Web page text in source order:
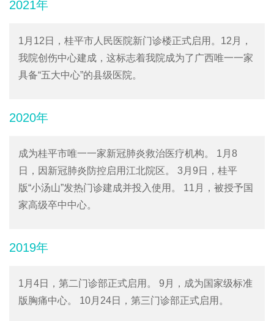
2021年
1月12日，桂平市人民医院新门诊楼正式启用。12月，
我院创伤中心建成，这标志着我院成为了广西唯一一家
具备“五大中心”的县级医院。
2020年
成为桂平市唯一一家新冠肺炎救治医疗机构。 1月8
日，因新冠肺炎防控启用江北院区。 3月9日，桂平
版“小汤山”发热门诊建成并投入使用。 11月，被授予国
家高级卒中中心。
2019年
1月4日，第二门诊部正式启用。 9月，成为国家级标准
版胸痛中心。 10月24日，第三门诊部正式启用。